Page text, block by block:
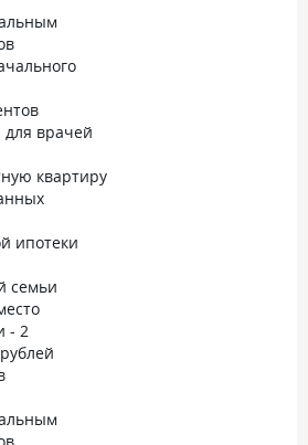
для врачей
квартиру
ипотеки
семьи
- 2